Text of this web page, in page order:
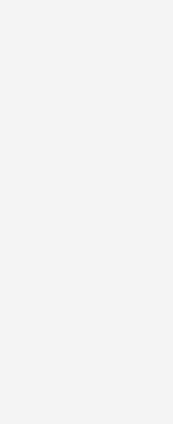
überdurchschnittlich
Klima (1,53 %/a),
%/a), alle weisen also
Serienfertigung stammen
werden können, eine
Anlagen – die nach wie
kommen –
von 1,53 %/a im
Info-Kasten) liegt eine
F-Gase-
fluorierte Treibhausgase),
und